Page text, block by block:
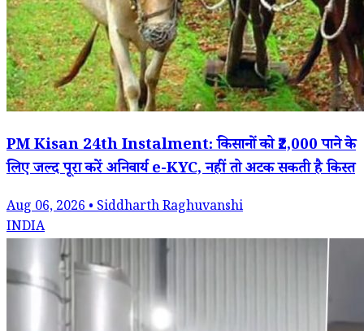
PM Kisan 24th Instalment: किसानों को ₹2,000 पाने के
लिए जल्द पूरा करें अनिवार्य e-KYC, नहीं तो अटक सकती है किस्त
Aug 06, 2026 • Siddharth Raghuvanshi
INDIA